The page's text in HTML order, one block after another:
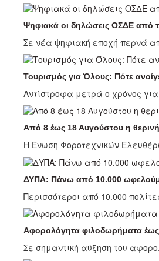
Ψηφιακά οι δηλώσεις ΟΣΔΕ από
Σε νέα ψηφιακή εποχή περνά
Τουρισμός για Όλους: Πότε
Αντίστροφα μετρά ο χρόνος
Από 8 έως 18 Αυγούστου η
Η Ένωση Φοροτεχνικών
ΔΥΠΑ: Πάνω από 10.000
Περισσότεροι από 10.000
Αφορολόγητα φιλοδωρήματα
Σε σημαντική αύξηση του